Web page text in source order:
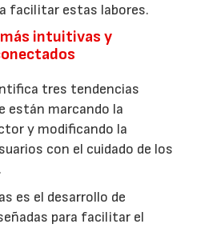
facilitar estas labores.
intuitivas y
tres tendencias
están marcando la
y modificando la
con el cuidado de los
es el desarrollo de
para facilitar el